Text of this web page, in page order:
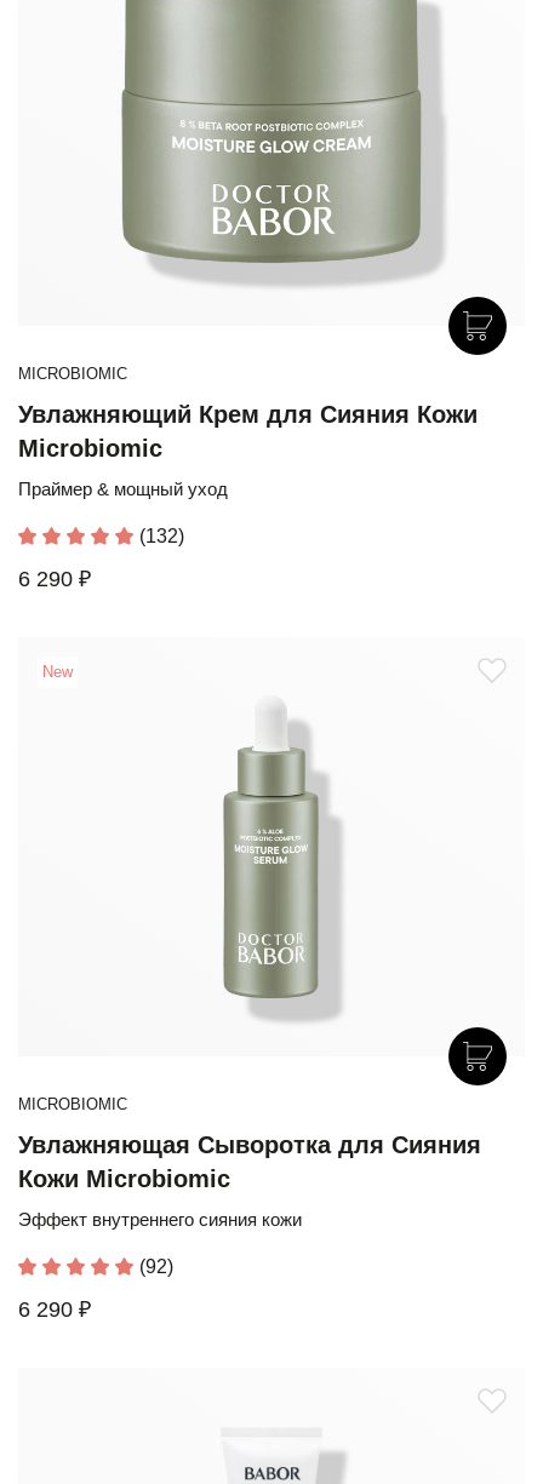
MICROBIOMIC
Увлажняющий Крем для Сияния Кожи
Microbiomic
Праймер & мощный уход
(132)
6 290 ₽
New
MICROBIOMIC
Увлажняющая Сыворотка для Сияния
Кожи Microbiomic
Эффект внутреннего сияния кожи
(92)
6 290 ₽